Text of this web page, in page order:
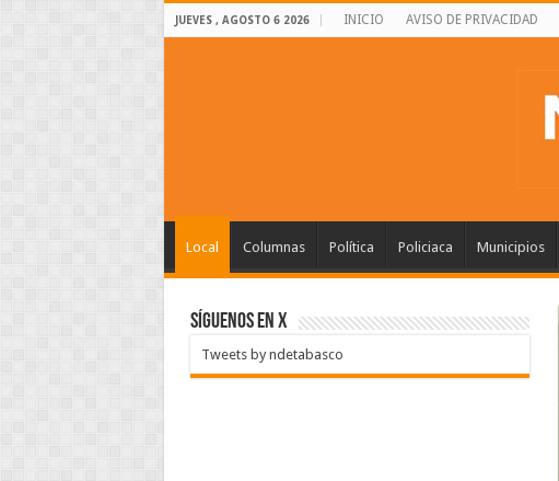
JUEVES , AGOSTO 6 2026 INICIO AVISO DE PRIVACIDAD
Local Columnas Política Policiaca Municipios
SÍGUENOS EN X
Tweets by ndetabasco